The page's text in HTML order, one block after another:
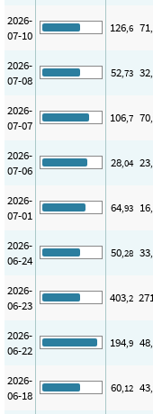
2026-
07-10
126,6 71
2026-
07-08
52,73 32
2026-
07-07
106,7 70
2026-
07-06
28,04 23
2026-
07-01
64,93 16
2026-
06-24
50,28 33
2026-
06-23
403,2
2026-
06-22
194,9 48
2026-
06-18
60,12 43